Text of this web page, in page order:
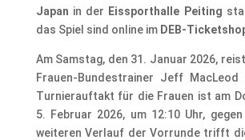
Japan in der Eissporthalle Peiting
das Spiel sind online im DEB-
Am Samstag, den 31. Januar 2026,
Frauen-Bundestrainer Jeff MacLeod
Turnierauftakt für die Frauen ist am
5. Februar 2026, um 12:10 Uhr,
weiteren Verlauf der Vorrunde trifft die